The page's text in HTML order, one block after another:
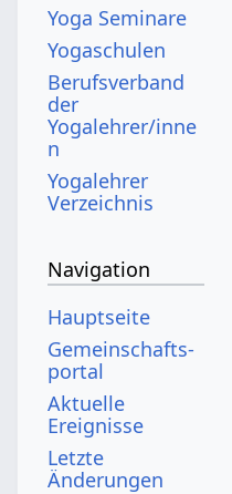
Yoga Seminare
Yogaschulen
Berufsverband
der
Yogalehrer/inne
n
Yogalehrer
Verzeichnis
Navigation
Hauptseite
Gemeinschafts­
portal
Aktuelle
Ereignisse
Letzte
Änderungen